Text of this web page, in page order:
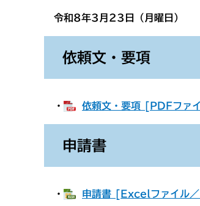
令和8年3月23日（月曜日）
依頼文・要項
・ 依頼文・要項 [PDFファ
申請書
・ 申請書 [Excelファイル